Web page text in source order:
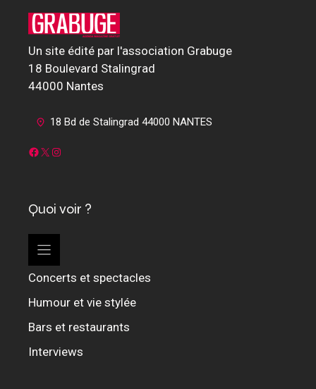
Un site édité par l'association Grabuge
18 Boulevard Stalingrad
44000 Nantes
18 Bd de Stalingrad 44000 NANTES
Facebook
X Instagram
Quoi voir ?
Concerts et spectacles
Humour et vie stylée
Bars et restaurants
Interviews